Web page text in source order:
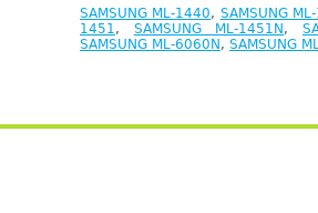
SAMSUNG ML-1440, SAMSUNG
1451, SAMSUNG ML-1451N ,
SAMSUNG ML-6060N , SAMSUNG